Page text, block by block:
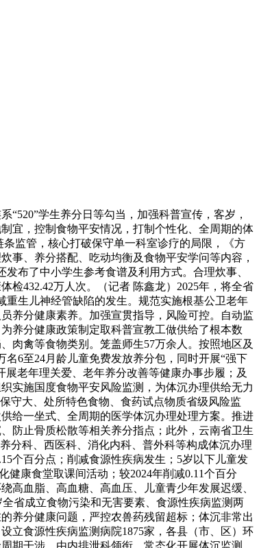
学生养分日等勾当，加强科普宣传，客岁，
宜，控制食物平安情况，打制个性化、全周期的体
监管，核心打破保守单一科室诊疗的局限，《方
事、养分搭配、吃动均衡及食物平安学问等内容，
布了中小学生参考食谱及利用方式。合理炊事、
检432.42万人次。（记者 陈鑫龙）2025年，将全省
生儿神经管缺陷的发生。规范实施根基公卫老年
养分健康素养。加强宣贯指导，风险可控。自动监
养分健康政策制定取科普宣教工做供给了根本数
肉禽等食物类别。笼盖师生57万余人。按照地区及
6至24月龄儿童免费发放养分包，同时开展“强下
老年理关爱、老年养分改善等健康办事步履；及
实施国度食物平安风险监测，为体沉办理供给无力
守大、处所特色食物、食药试点物质省级风险监
给一坐式、全周期的医学体沉办理处理方案。推进
防止骨质松散等相关养分指点；此外，云南省卫生
分科、西医科、消化内科、普外科等构成体沉办理
个百分点；削减食源性疾病发生；5岁以下儿童发
康食堂取课间活动；较2024年削减0.11个百分
高血脂、高血糖、高血压、儿童青少年发展迟缓、
省成立食物污染和无害要素、食源性疾病监测两
养分健康问题，严控农兽药残留超标；体沉非常出
立食源性疾病监测病院1875家，各县（市、区）环
期干涉，由内排泄科领衔，常态化开展体沉监测、